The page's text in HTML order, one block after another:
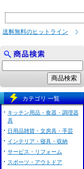
送料無料のヒットライン
カテゴリ 一覧
キッチン用品・食器・調理器
具
日用品雑貨・文房具・手芸
インテリア・寝具・収納
サービス・リフォーム
スポーツ・アウトドア